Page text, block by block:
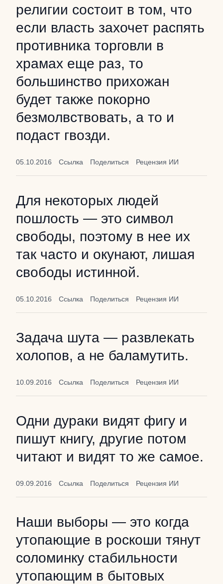
религии состоит в том, что
если власть захочет распять
противника торговли в
храмах еще раз, то
большинство прихожан
будет также покорно
безмолвствовать, а то и
подаст гвозди.
05.10.2016 Ссылка Поделиться Рецензия ИИ
Для некоторых людей
пошлость — это символ
свободы, поэтому в нее их
так часто и окунают, лишая
свободы истинной.
05.10.2016 Ссылка Поделиться Рецензия ИИ
Задача шута — развлекать
холопов, а не баламутить.
10.09.2016 Ссылка Поделиться Рецензия ИИ
Одни дураки видят фигу и
пишут книгу, другие потом
читают и видят то же самое.
09.09.2016 Ссылка Поделиться Рецензия ИИ
Наши выборы — это когда
утопающие в роскоши тянут
соломинку стабильности
утопающим в бытовых